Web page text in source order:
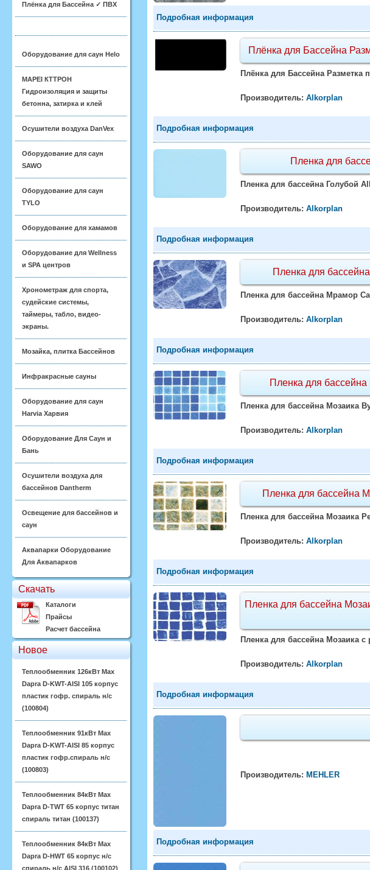
Плёнка для Бассейна ✓ ПВХ
Оборудование для саун Helo
MAPEI КТТРОН
Гидроизоляция и защиты
бетонна, затирка и клей
Осушители воздуха DanVex
Оборудование для саун
SAWO
Оборудование для саун
TYLO
Оборудование для хамамов
Оборудование для Wellness
и SPA центров
Хронометраж для спорта,
судейские системы,
таймеры, табло, видео-
экраны.
Мозайка, плитка Бассейнов
Инфракрасные сауны
Оборудование для саун
Harvia Харвия
Оборудование Для Саун и
Бань
Осушители воздуха для
бассейнов Dantherm
Освещение для бассейнов и
саун
Аквапарки Оборудование
Для Аквапарков
Скачать
Каталоги
Прайсы
Расчет бассейна
Новое
Теплообменник 126кВт Max
Dapra D-KWT-AISI 105 корпус
пластик гофр. спираль н/с
(100804)
Теплообменник 91кВт Max
Dapra D-KWT-AISI 85 корпус
пластик гофр.спираль н/с
(100803)
Теплообменник 84кВт Max
Dapra D-TWT 65 корпус титан
спираль титан (100137)
Теплообменник 84кВт Max
Dapra D-HWT 65 корпус н/с
спираль н/с AISI 316 (100102)
Подробная информация
Плёнка для Бассейна
Плёнка для Бассейна Разметка
Производитель: Alkorplan
Подробная информация
Пленка для
Пленка для бассейна Голубой
Производитель: Alkorplan
Подробная информация
Пленка для
Пленка для бассейна Мрамор
Производитель: Alkorplan
Подробная информация
Пленка для
Пленка для бассейна Мозаика
Производитель: Alkorplan
Подробная информация
Пленка для бассейна
Пленка для бассейна Мозаика
Производитель: Alkorplan
Подробная информация
Пленка для бассейна
Пленка для бассейна Мозаика
Производитель: Alkorplan
Подробная информация
Производитель: MEHLER
Подробная информация